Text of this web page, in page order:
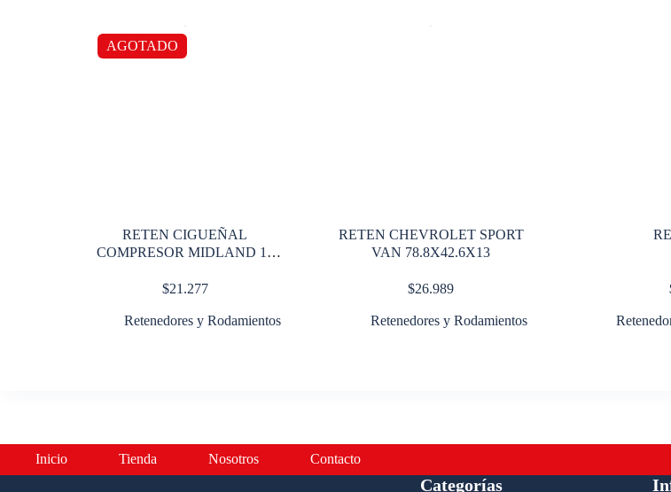
AGOTADO
RETEN CIGUEÑAL
COMPRESOR MIDLAND 13
$21.277
Retenedores y Rodamientos
RETEN CHEVROLET SPORT
VAN 78.8X42.6X13
$26.989
Retenedores y Rodamientos
Inicio Tienda Nosotros Contacto
Categorías